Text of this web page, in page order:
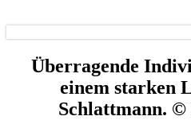
Überragende
einem starken
Schlattmann.